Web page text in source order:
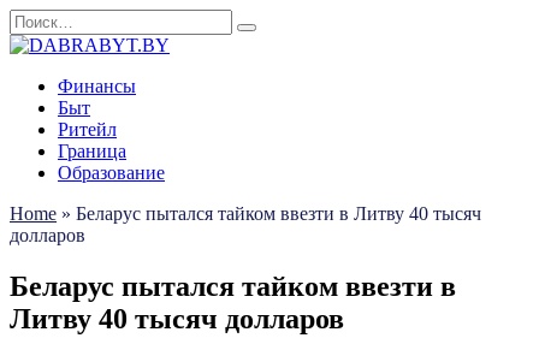
Перейти
к
Search
for:
Финансы
Быт
Ритейл
Граница
Образование
Home » Беларус пытался тайком ввезти в Литву 40 тысяч
долларов
Беларус пытался тайком ввезти в
Литву 40 тысяч долларов